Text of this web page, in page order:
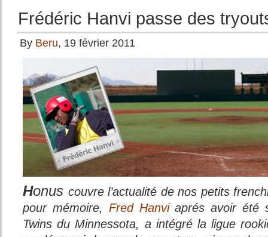
Frédéric Hanvi passe des
By Beru, 19 février 2011
Honus couvre l’actualité de nos petits
pour mémoire, Fred Hanviaprés avoir été
Twins du Minnessota, a intégré la ligue